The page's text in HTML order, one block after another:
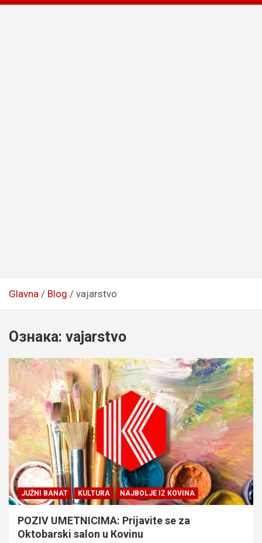
Glavna Blog vajarstvo
Ознака: vajarstvo
JUŽNI BANAT KULTURA NAJBOLJE IZ KOVINA
POZIV UMETNICIMA: Prijavite se za
Oktobarski salon u Кovinu